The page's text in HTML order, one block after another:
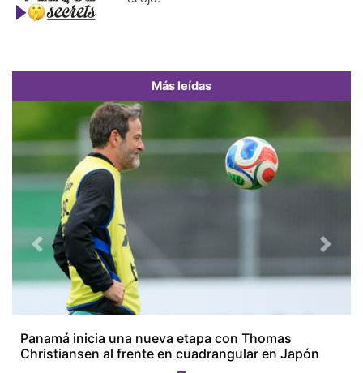
Más leídas
Panamá inicia una nueva etapa con Thomas
Christiansen al frente en cuadrangular en Japón
Previous Next